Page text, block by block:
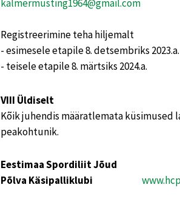
kalmermusting1964@gmail.com
Registreerimine teha hiljemalt
- esimesele etapile 8. detsembriks 2023.a.
- teisele etapile 8. märtsiks 2024.a.
VIII Üldiselt
Kõik juhendis määratlemata küsimused
peakohtunik.
Eestimaa Spordiliit Jõud
Põlva Käsipalliklubi